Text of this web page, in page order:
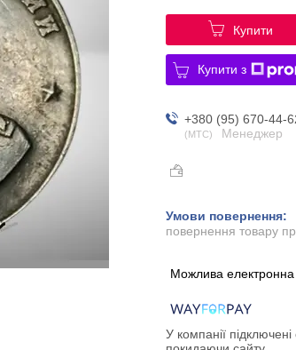
Купити
Купити з
+380 (95) 670-44-
МТС Менеджер
повернення товару
У компанії